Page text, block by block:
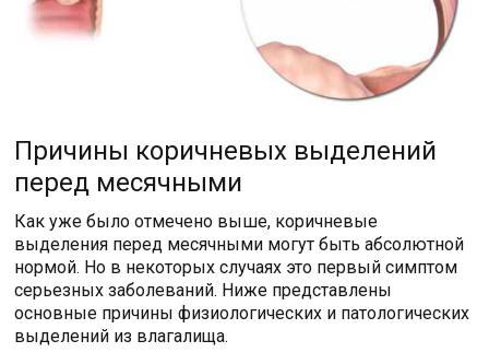
Причины коричневых выделений
перед месячными
Как уже было отмечено выше, коричневые
выделения перед месячными могут быть абсолютной
нормой. Но в некоторых случаях это первый симптом
серьезных заболеваний. Ниже представлены
основные причины физиологических и патологических
выделений из влагалища.